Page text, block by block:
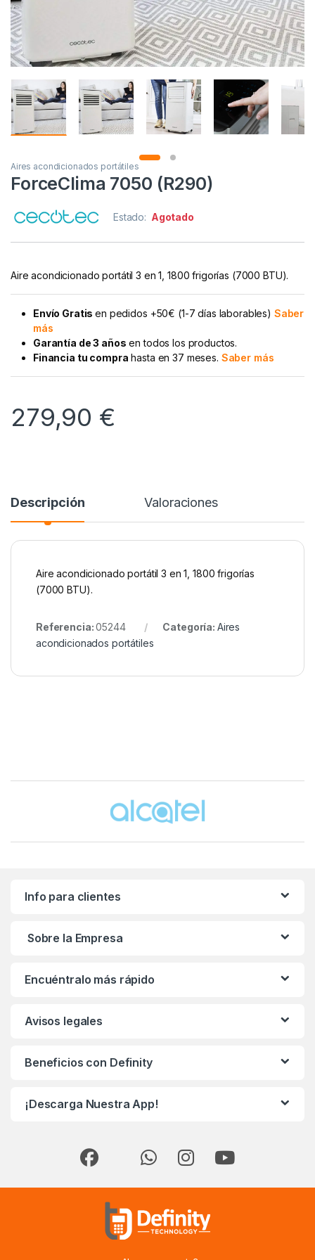
Aires acondicionados portátiles
ForceClima 7050 (R290)
Estado: Agotado
Aire acondicionado portátil 3 en 1, 1800 frigorías (7000 BTU).
Envío Gratisen pedidos +50€ (1-7 días laborables) Saber
más
Garantía de 3 años en todos los productos.
Financia tu compra hasta en 37 meses. Saber más
279,90 €
Descripción Valoraciones
Aire acondicionado portátil 3 en 1, 1800 frigorías
(7000 BTU).
Referencia:05244 Categoría: Aires
acondicionados portátiles
Info para clientes
Sobre la Empresa
Encuéntralo más rápido
Avisos legales
Beneficios con Definity
¡Descarga Nuestra App!